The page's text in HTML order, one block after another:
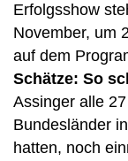
Erfolgsshow
November, um
auf dem
Schätze: So
Assinger alle
Bundesländer
hatten, noch